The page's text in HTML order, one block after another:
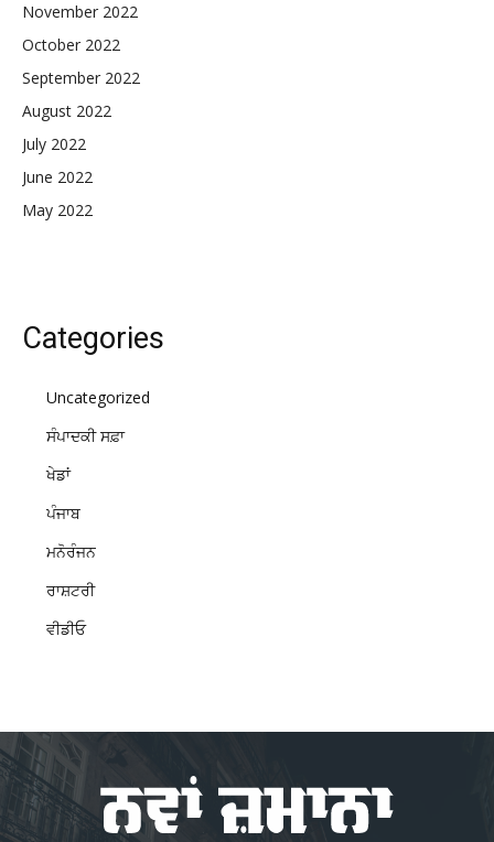
November 2022
October 2022
September 2022
August 2022
July 2022
June 2022
May 2022
Categories
Uncategorized
ਸੰਪਾਦਕੀ ਸਫ਼ਾ
ਖੇਡਾਂ
ਪੰਜਾਬ
ਮਨੋਰੰਜਨ
ਰਾਸ਼ਟਰੀ
ਵੀਡੀਓ